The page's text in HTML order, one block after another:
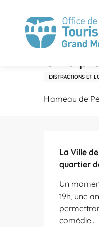
contenu
principal
Dimanche 9
Ciné
DISTRACTIONS ET
Hameau de
La Ville
quartier
Un
19h, une
comédie...